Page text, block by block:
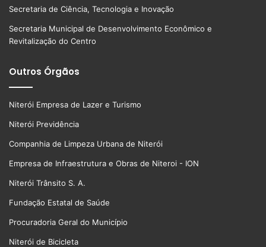
Secretaria de Ciência, Tecnologia e Inovação
Secretaria Municipal de Desenvolvimento Econômico e
Revitalização do Centro
Outros Órgãos
Niterói Empresa de Lazer e Turismo
Niterói Previdência
Companhia de Limpeza Urbana de Niterói
Empresa de Infraestrutura e Obras de Niteroi - ION
Niterói Trânsito S. A.
Fundação Estatal de Saúde
Procuradoria Geral do Município
Niterói de Bicicleta